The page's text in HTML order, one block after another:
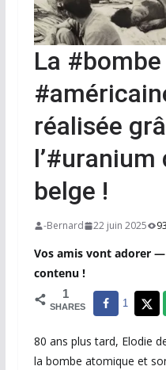
La
réalisée
l’#uranium
belge !
-Bernard 22 juin 2025
Vos amis vont adorer
contenu !
1
SHARES 1
80 ans plus tard, Elodie
la bombe atomique et